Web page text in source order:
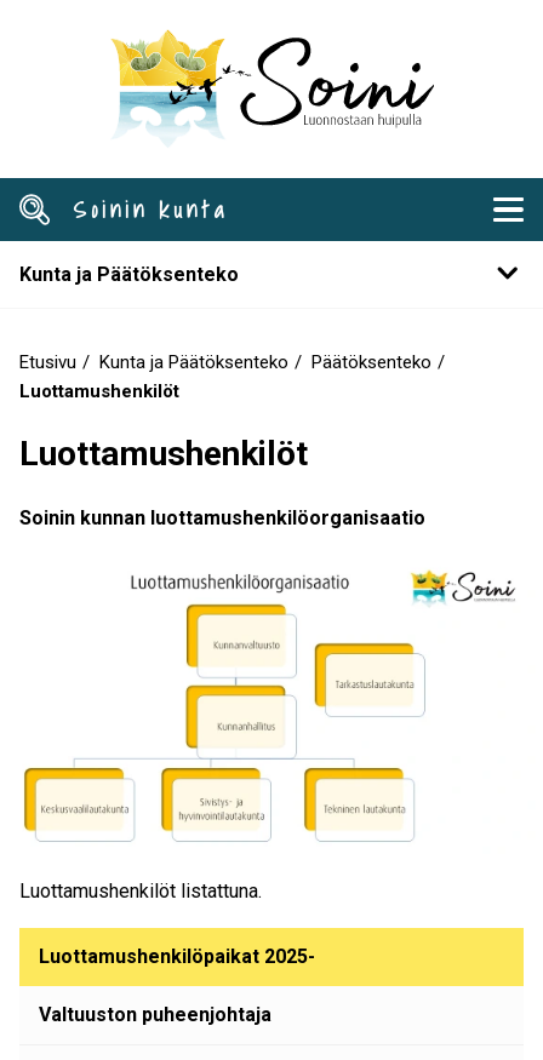
Soinin kunta
Kunta ja Päätöksenteko
Murupolku
Etusivu Kunta ja Päätöksenteko
Päätöksenteko
Luottamushenkilöt
Luottamushenkilöt
Soinin kunnan luottamushenkilöorganisaatio
Luottamushenkilöt listattuna.
Luottamushenkilöpaikat 2025-
Valtuuston puheenjohtaja